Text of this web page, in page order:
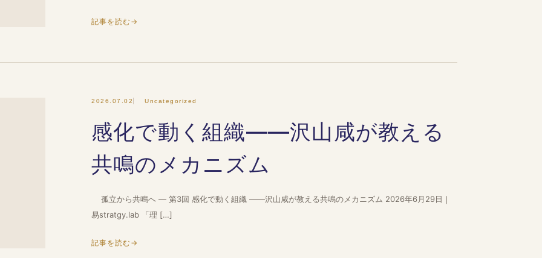
記事を読む→
2026.07.02 Uncategorized
感化で動く組織——沢山咸が教える
共鳴のメカニズム
孤立から共鳴へ ― 第3回 感化で動く組織 ——沢山咸が教える共鳴のメカニズム 2026年6月29日｜
易stratgy.lab 「理 […]
記事を読む→